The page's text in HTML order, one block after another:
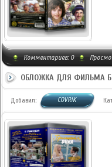
Комментариев: 0
ОБЛОЖКА ДЛЯ ФИЛЬМА
Добавил: COVRIK